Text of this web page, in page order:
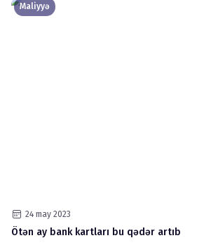
Maliyyə
24 may 2023
Ötən ay bank kartları bu qədər artıb